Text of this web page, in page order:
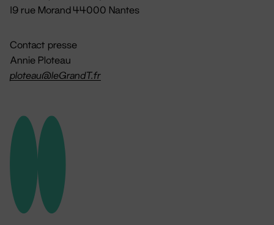
19 rue Morand 44000 Nantes
Contact presse
Annie Ploteau
ploteau@leGrandT.fr